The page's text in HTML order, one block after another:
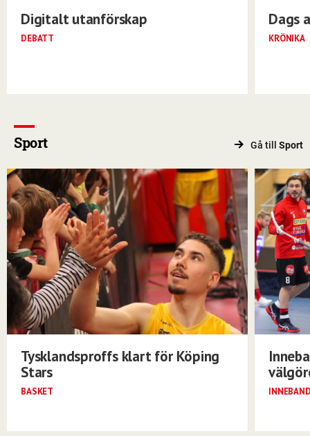
Digitalt utanförskap
DEBATT
Dags
KRÖNIKA
Sport Gå till Sport
Tysklandsproffs klart för Köping
Stars
BASKET